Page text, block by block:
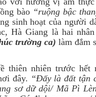
bào “ruộng bậc
sinh hoạt của người
Hà Giang là hai
trường ca) làm đắm
thiên nhiên trước hết
đây. “Đấy là đất tận
sơ dữ dội/ Mã Pì